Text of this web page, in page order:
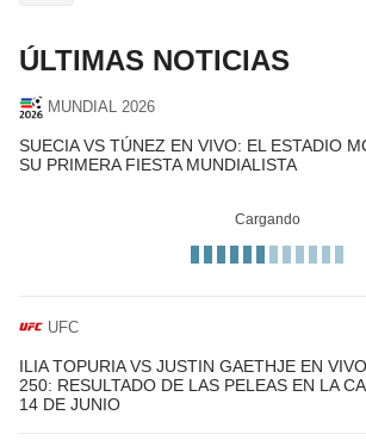
ÚLTIMAS NOTICIAS
MUNDIAL 2026
SUECIA VS TÚNEZ EN VIVO: EL ESTADIO
SU PRIMERA FIESTA MUNDIALISTA
UFC
ILIA TOPURIA VS JUSTIN GAETHJE EN
250: RESULTADO DE LAS PELEAS EN LA
14 DE JUNIO